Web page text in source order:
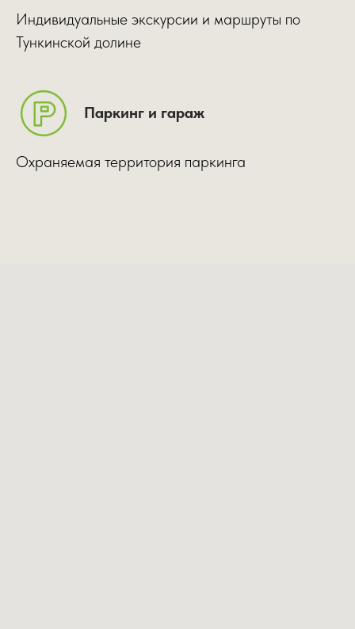
Индивидуальные экскурсии и маршруты по
Тункинской долине
Паркинг и гараж
Охраняемая территория паркинга